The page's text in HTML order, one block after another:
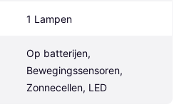
1 Lampen
Op batterijen,
Bewegingssensoren,
Zonnecellen, LED